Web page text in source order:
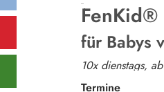
FenKid®
für Babys
10x dienstags,
Termine